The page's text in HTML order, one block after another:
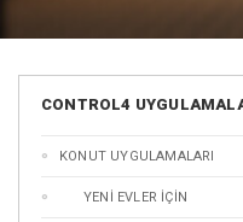
CONTROL4
KONUT UYGULAMALARI
YENİ EVLER İÇİN